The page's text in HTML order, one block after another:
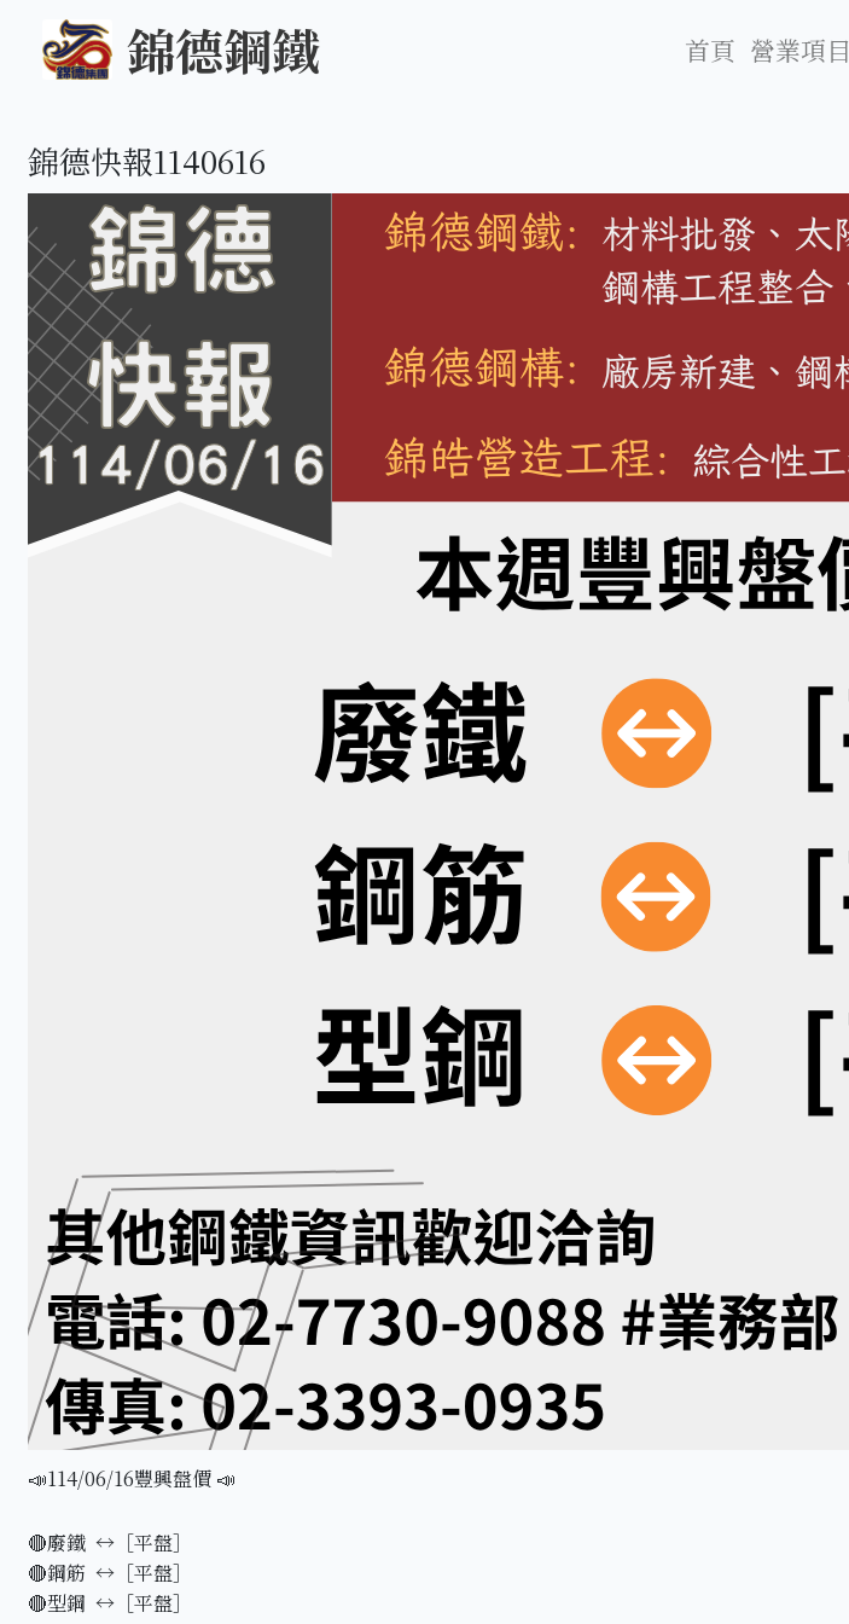
錦德鋼鐵 首頁 營業項目
錦德快報1140616
📣114/06/16豐興盤價 📣
🔴廢鐵 ↔️［平盤］
🔴鋼筋 ↔️［平盤］
🔴型鋼 ↔️［平盤］